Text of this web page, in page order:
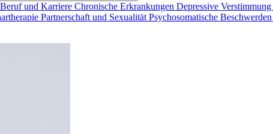
Beruf und Karriere Chronische Erkrankungen Depressive Verstimmung
Partnerschaft und Sexualität Psychosomatische Beschwerden